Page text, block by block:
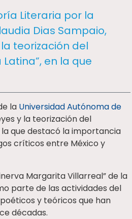
Literaria por la
Dias Sampaio,
teorización del
en la que
la Universidad Autónoma de
y la teorización del
que destacó la importancia
críticos entre México y
Margarita Villarreal” de la
parte de las actividades del
y teóricos que han
décadas.